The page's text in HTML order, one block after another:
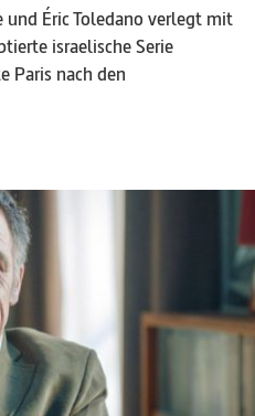
und Éric Toledano verlegt mit
israelische Serie
Paris nach den